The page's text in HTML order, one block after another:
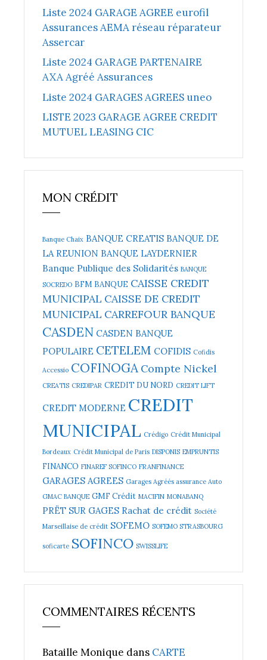
Liste 2024 GARAGE AGREE eurofil
Assurances AEMA réseau réparateur
Assercar
Liste 2024 GARAGE PARTENAIRE
AXA Agréé Assurances
Liste 2024 GARAGES AGREES uneo
LISTE 2023 GARAGE AGREE CREDIT
MUTUEL LEASING CIC
MON CRÉDIT
Banque Chaix BANQUE CREATIS BANQUE DE
LA REUNION BANQUE LAYDERNIER
Banque Publique des Solidarités BANQUE
SOCREDO BFM BANQUE CAISSE CREDIT
MUNICIPAL CAISSE DE CREDIT
MUNICIPAL CARREFOUR BANQUE
CASDEN CASDEN BANQUE
POPULAIRE CETELEM COFIDIS Cofidis
Accessio COFINOGA Compte Nickel
CREATIS CREDIPAR CREDIT DU NORD CREDIT LIFT
CREDIT MODERNE CREDIT
MUNICIPAL Crédigo Crédit Municipal
Bordeaux Crédit Municipal de Paris DISPONIS EMPRUNTIS
FINANCO FINAREF SOFINCO FRANFINANCE
GARAGES AGREES Garages Agréés assurance Auto
GMAC BANQUE GMF Crédit MACIFIN MONABANQ
PRËT SUR GAGES Rachat de crédit Société
Marseillaise de crédit SOFEMO SOFEMO STRASBOURG
soficarte SOFINCO SWISSLIFE
COMMENTAIRES RÉCENTS
Bataille Monique dans CARTE